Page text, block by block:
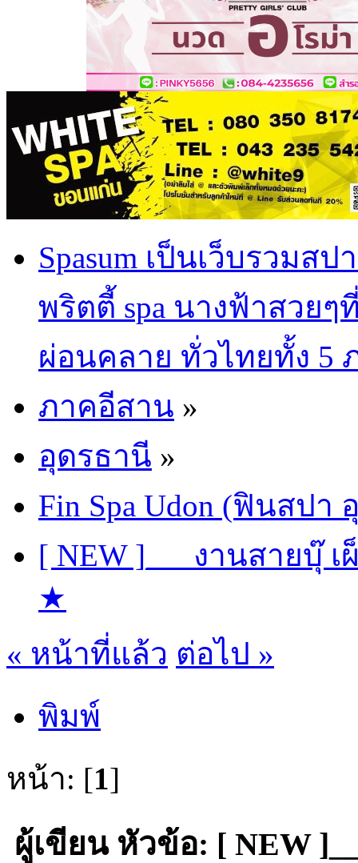
Spasum เป็นเว็บรวม
พริตตี้ spa นางฟ้าสวย
ผ่อนคลาย ทั่วไทยทั้ง 5
ภาคอีสาน »
อุดรธานี »
Fin Spa Udon (ฟินสปา
[ NEW ]___งานสายบุ๊
★
« หน้าที่แล้ว ต่อไป »
พิมพ์
หน้า: [1]
ผู้เขียนหัวข้อ: [ NEW